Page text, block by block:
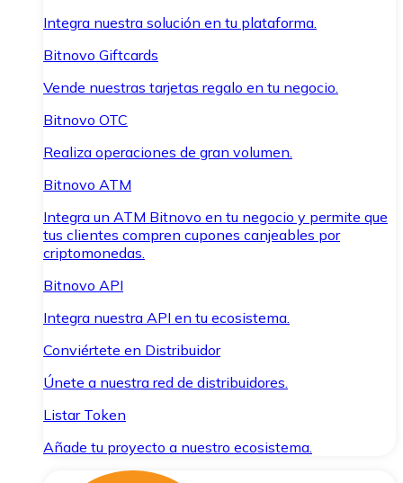
Integra nuestra solución en tu plataforma.
Bitnovo Giftcards
Vende nuestras tarjetas regalo en tu negocio.
Bitnovo OTC
Realiza operaciones de gran volumen.
Bitnovo ATM
Integra un ATM Bitnovo en tu negocio y permite que
tus clientes compren cupones canjeables por
criptomonedas.
Bitnovo API
Integra nuestra API en tu ecosistema.
Conviértete en Distribuidor
Únete a nuestra red de distribuidores.
Listar Token
Añade tu proyecto a nuestro ecosistema.